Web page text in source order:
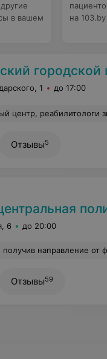
в вашем
на 103.by
центр медицинской
1 до 17:00
реабилитологи знают свое дело!
Отзывы5
6 до 20:00
аквамассаж направилась в кабинет №201 чтобы записаться на конкретную дату, но после ХАМСКОГО приветствия Екатерины (она проводит данную процедуру) - пропало желание не только
Отзывы59